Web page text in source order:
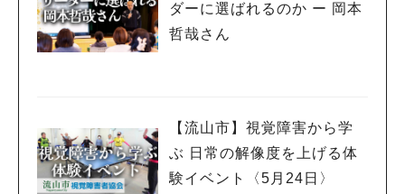
ダーに選ばれるのか ー 岡本
哲哉さん
【流山市】視覚障害から学
ぶ 日常の解像度を上げる体
験イベント〈5月24日〉